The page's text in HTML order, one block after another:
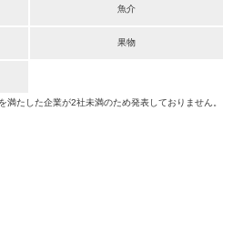
魚介
果物
たした企業が2社未満のため発表しておりません。